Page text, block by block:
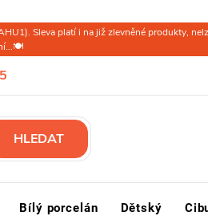
Sleva platí i na již zlevněné produkty,
HLEDAT
Bílý porcelán Dětský